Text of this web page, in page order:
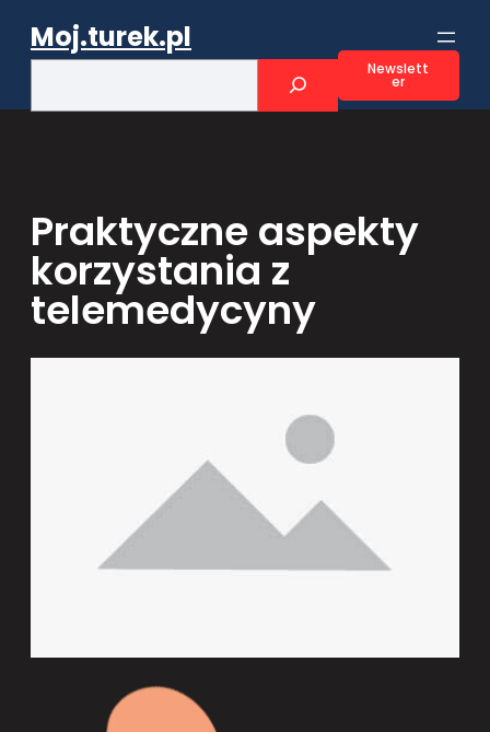
Moj.turek.pl
h
Newslett
er
Praktyczne aspekty
korzystania z
telemedycyny